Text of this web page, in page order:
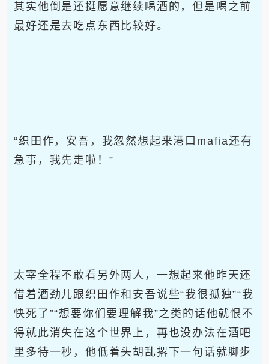
其实他倒是还挺愿意继续喝酒的，但是喝之前
最好还是去吃点东西比较好。
“织田作，安吾，我忽然想起来港口mafia还有
急事，我先走啦！”
太宰全程不敢看另外两人，一想起来他昨天还
借着酒劲儿跟织田作和安吾说些“我很孤独”“我
快死了”“想要你们要理解我”之类的话他就恨不
得就此消失在这个世界上，再也没办法在酒吧
里多待一秒，他低着头胡乱撂下一句话就脚步